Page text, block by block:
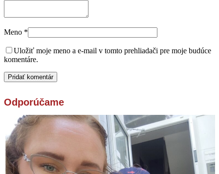
Meno *
Uložiť moje meno a e-mail v tomto prehliadači pre moje budúce
komentáre.
Odporúčame